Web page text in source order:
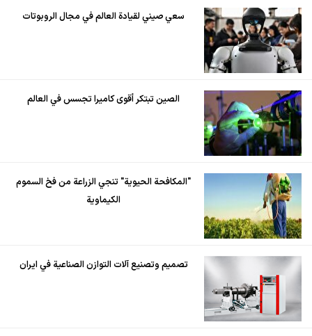
سعي صيني لقيادة العالم في مجال الروبوتات
الصين تبتكر أقوى كاميرا تجسس في العالم
"المكافحة الحيوية" تنجي الزراعة من فخ السموم
الكيماوية
تصميم وتصنيع آلات التوازن الصناعية في ايران